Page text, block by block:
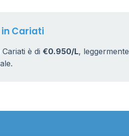
in Cariati
è di €0.950/L, leggermente